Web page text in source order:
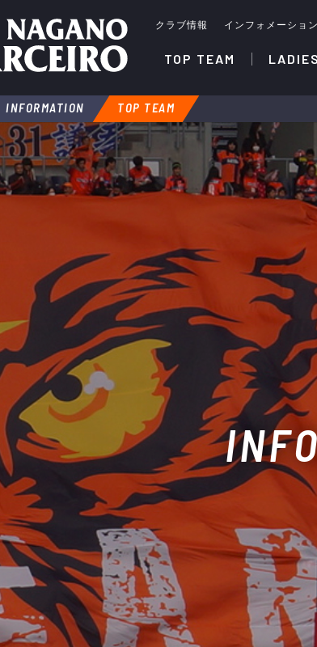
クラブ情報 インフォメーション
TOP TEAM LADIES
INFORMATION TOP TEAM